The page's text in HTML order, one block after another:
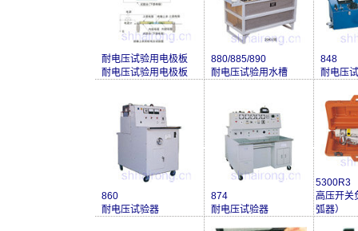
耐电压试验用电极板
耐电压试验用电极板
880/885/890
耐电压试验用水槽
848
耐电压
860
耐电压试验器
874
耐电压试验器
5300R3
高压开关
弧器）